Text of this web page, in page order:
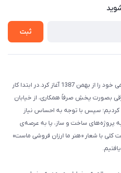
ثبت
کالای برق و لوستر هنری فعالیت رسمی خود را از بهمن 1387 آغاز کرد.در ابتدا کار
بصورت پخشِ صرفاً همکاری، از خیابان
سپس با توجه به احساس نیاز
پروژه‌های ساخت و ساز، پا به عرصه‌ی
با شعار «هنر ما ارزان فروشی ماست»